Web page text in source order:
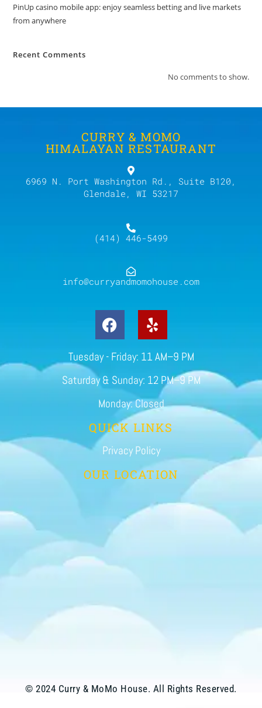
PinUp casino mobile app: enjoy seamless betting and live markets
from anywhere
Recent Comments
No comments to show.
CURRY & MOMO
HIMALAYAN RESTAURANT
6969 N. Port Washington Rd., Suite B120,
Glendale, WI 53217
(414) 446-5499
info@curryandmomohouse.com
Tuesday - Friday: 11 AM–9 PM
Saturday & Sunday: 12 PM–9 PM
Monday: Closed
QUICK LINKS
Privacy Policy
OUR LOCATION
© 2024 Curry & MoMo House. All Rights Reserved.